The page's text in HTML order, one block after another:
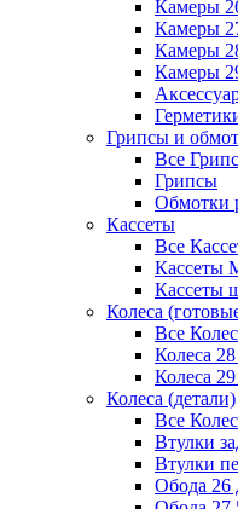
Камеры
Камеры
Камеры
Камеры
Грипсы и
Все
Грипсы
Обмотки
Кассеты
Все
Кассеты
Кассеты
Колеса
Все
Колеса
Колеса
Колеса (детали)
Все
Втулки
Втулки
Обода 26